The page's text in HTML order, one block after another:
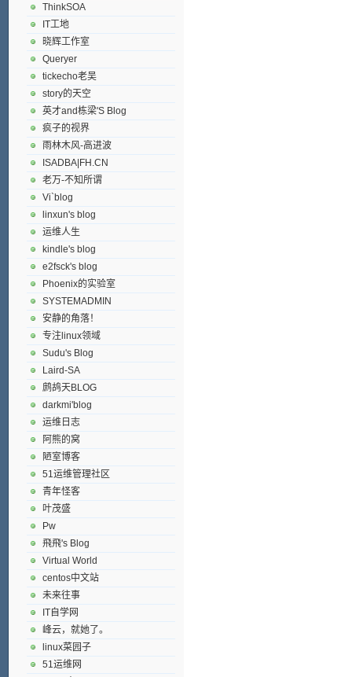
ThinkSOA
IT工地
晓辉工作室
Queryer
tickecho老吴
story的天空
英才and栋梁'S Blog
疯子的视界
雨林木风-高进波
ISADBA|FH.CN
老万-不知所谓
Vi`blog
linxun's blog
运维人生
kindle's blog
e2fsck's blog
Phoenix的实验室
SYSTEMADMIN
安静的角落！
专注linux领域
Sudu's Blog
Laird-SA
鹧鸪天BLOG
darkmi'blog
运维日志
阿熊的窝
陋室博客
51运维管理社区
青年怪客
叶茂盛
Pw
飛飛's Blog
Virtual World
centos中文站
未来往事
IT自学网
峰云，就她了。
linux菜园子
51运维网